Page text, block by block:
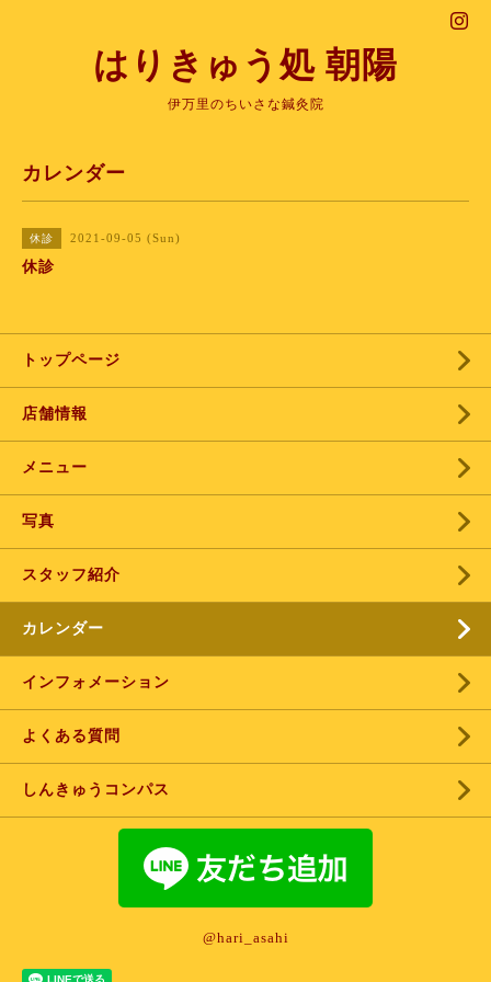
はりきゅう処 朝陽
伊万里のちいさな鍼灸院
カレンダー
休診 2021-09-05 (Sun)
休診
トップページ
店舗情報
メニュー
写真
スタッフ紹介
カレンダー
インフォメーション
よくある質問
しんきゅうコンパス
@hari_asahi